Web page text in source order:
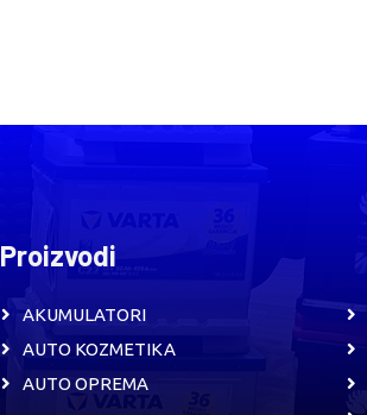
Proizvodi
AKUMULATORI
AUTO KOZMETIKA
AUTO OPREMA